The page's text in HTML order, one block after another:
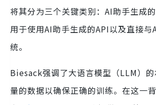
将其分为三个关键类别：AI助手生成
用于使用AI助手生成的API以及直接与
统。
Biesack强调了大语言模型（LLM）
量的数据以确保正确的训练。在这一